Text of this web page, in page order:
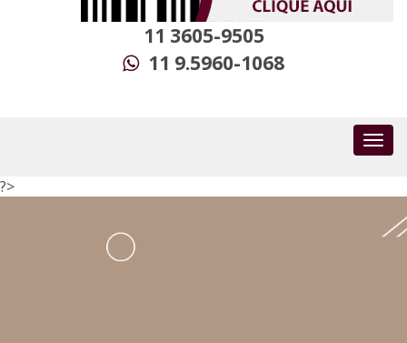
11 3605-9505
11 9.5960-1068
?>